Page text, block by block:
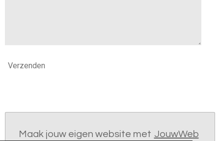
Verzenden
Maak jouw eigen website met JouwWeb